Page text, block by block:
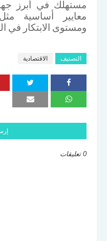
مستهلك في أبرز
معايير أساسية مثل
ومستوى الابتكار في
التصنيف الاقتصادية
0 تعليقات